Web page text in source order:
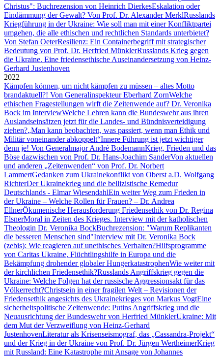
Christus": Buchrezension von Heinrich DierkesEskalation oder
Eindämmung der Gewalt? Von Prof. Dr. Alexander MerklRusslands
Kriegführung in der Ukraine: Wie soll man mit einer Konfliktpartei
umgehen, die alle ethischen und rechtlichen Standards unterbietet?
Von Stefan OeterResilienz: Ein Containerbegriff mit strategischer
Bedeutung von Prof. Dr. Herfried MünklerRusslands Krieg gegen
die Ukraine. Eine friedensethische Auseinandersetzung von Heinz-
Gerhard Justenhoven
2022
Kämpfen können, um nicht kämpfen zu müssen – altes Motto
brandaktuell?! Von Generalinspekteur Eberhard ZornWelche
ethischen Fragestellungen wirft die Zeitenwende auf? Dr. Veronika
Bock im InterviewWelche Lehren kann die Bundeswehr aus ihren
Auslandseinsätzen jetzt für die Landes- und Bündnisverteidigung
ziehen?„Man kann beobachten, was passiert, wenn man Ethik und
Militär voneinander abkoppelt“Innere Führung ist jetzt wichtiger
denn je! Von Generalmajor André BodemannKrieg, Frieden und das
Böse dazwischen von Prof. Dr. Hans-Joachim SanderVon aktuellen
und anderen „Zeitenwenden“ von Prof. Dr. Norbert
LammertGedanken zum Ukrainekonflikt von Oberst a.D. Wolfgang
RichterDer Ukrainekrieg und die bellizistische Remedur
Deutschlands - Elmar WiesendahlEin weiter Weg zum Frieden in
der Ukraine – Welche Rollen für Frauen? – Dr. Andrea
EllnerÖkumenische Herausforderung Friedensethik von Dr. Regina
ElsnerMoral in Zeiten des Krieges. Interview mit der katholischen
Theologin Dr. Veronika BockBuchrezension: "Warum Replikanten
die besseren Menschen sind"Interview mit Dr. Veronika Bock
(zebis): Wie reagieren auf unethisches Verhalten?Hilfsprogramme
von Caritas Ukraine, Flüchtlingshilfe in Europa und die
Bekämpfung drohender globaler HungerkatastrophenWie weiter mit
der kirchlichen Friedensethik?Russlands Angriffskrieg gegen die
Ukraine: Welche Folgen hat der russische Aggressionsakt für das
Völkerrecht?Christsein in einer fragilen Welt – Revisionen der
Friedensethik angesichts des Ukrainekrieges von Markus VogtEine
sicherheitspolitische Zeitenwende: Putins Angriffskrieg und die
Neuausrichtung der Bundeswehr von Herfried MünklerUkraine: Mit
dem Mut der Verzweiflung von Heinz-Gerhard
JustenhovenLiteratur als Krisenseismograf, das „Cassandra-Projekt“
und der Krieg in der Ukraine von Prof. Dr. Jürgen WertheimerKrieg
mit Russland: Eine Katastrophe mit Ansage von Johannes